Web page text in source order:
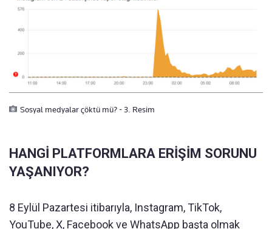
Sosyal medyalar çöktü mü? - 3. Resim
HANGİ PLATFORMLARA ERİŞİM SORUNU
YAŞANIYOR?
8 Eylül Pazartesi itibarıyla, Instagram, TikTok,
YouTube, X, Facebook ve WhatsApp başta olmak